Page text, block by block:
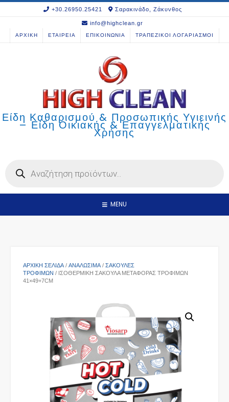
+30.26950.25421 Σαρακινάδο, Ζάκυνθος
info@highclean.gr
ΑΡΧΙΚΗ ΕΤΑΙΡΕΙΑ ΕΠΙΚΟΙΝΩΝΙΑ ΤΡΑΠΕΖΙΚΟΙ ΛΟΓΑΡΙΑΣΜΟΙ
Είδη Καθαρισμού & Προσωπικής Υγιεινής
– Είδη Οικιακής & Επαγγελματικής
Χρήσης
search
MENU
ΑΡΧΙΚΉ ΣΕΛΊΔΑ / ΑΝΑΛΩΣΙΜΑ / ΣΑΚΟΎΛΕΣ
ΤΡΟΦΊΜΩΝ / ΙΣΟΘΕΡΜΙΚΉ ΣΑΚΟΎΛΑ ΜΕΤΑΦΟΡΆΣ ΤΡΟΦΊΜΩΝ
41×49+7CM